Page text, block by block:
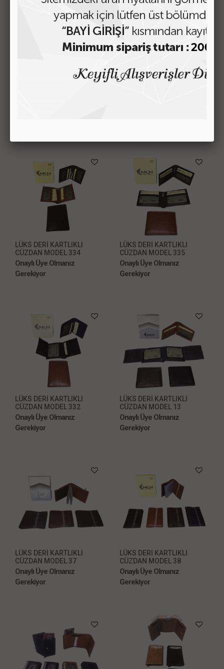
LÜKS DERİ KARTLIKLI
CÜZDAN MODEL 334
Onaylı Üye Olmanız
Gerekiyor
LÜKS DERİ KARTLIKLI
CÜZDAN MODEL 335
Onaylı Üye Olmanız
Gerekiyor
LÜKS DERİ KARTLIKLI
CÜZDAN MODEL 332
Onaylı Üye Olmanız
Gerekiyor
LÜKS DERİ KARTLIKLI
CÜZDAN MODEL 13
Onaylı Üye Olmanız
Gerekiyor
LÜKS DERİ KARTLIKLI
CÜZDAN MODEL 37
Onaylı Üye Olmanız
Gerekiyor
LÜKS DERİ KARTLIKLI
CÜZDAN MODEL 38
Onaylı Üye Olmanız
Gerekiyor